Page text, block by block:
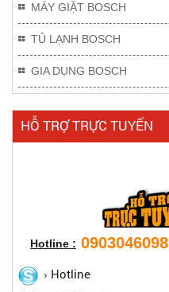
MÁY GIẶT BOSCH
TỦ LẠNH BOSCH
GIA DỤNG BOSCH
HỖ TRỢ TRỰC TUYẾN
Hotline : 0903046098
Hotline